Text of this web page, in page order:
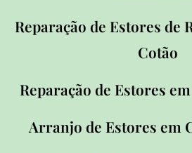
Reparação de Estores de
Cotão
Reparação de Estores
Arranjo de Estores em